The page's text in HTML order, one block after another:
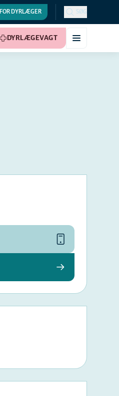
FOR DYRLÆGER SØG
DYRLÆGEVAGT